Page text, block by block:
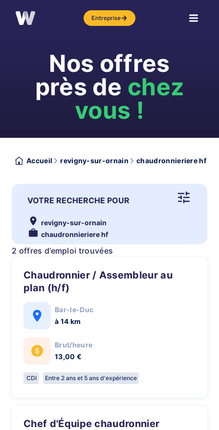
Entreprise
Nos offres
près de chez
vous !
Accueil revigny-sur-ornain chaudronnieriere hf
VOTRE RECHERCHE POUR
revigny-sur-ornain
chaudronnieriere hf
2 offres d’emploi trouvées
Chaudronnier / Assembleur au
plan (h/f)
Bar-le-Duc
à 14 km
Brut/heure
13,00 €
CDI Entre 2 ans et 5 ans d'expérience
Chef d'Équipe chaudronnier